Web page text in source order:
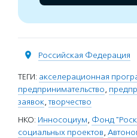
Российская Федерация
ТЕГИ: акселерационная
предпринимательство,
заявок,творчество
НКО: Инносоциум, Фонд
социальных проектов,